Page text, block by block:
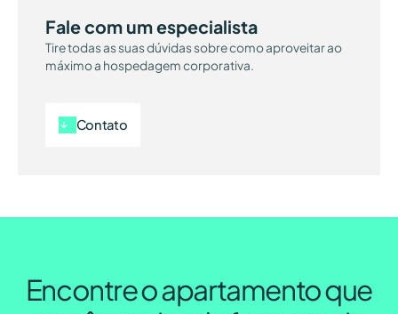
Fale com um especialista
Tire todas as suas dúvidas sobre como aproveitar ao
máximo a hospedagem corporativa.
Contato
Encontre o apartamento que